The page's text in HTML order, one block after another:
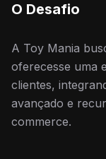
O Desafio
A Toy Mania
oferecesse uma
clientes,
avançado e
commerce.